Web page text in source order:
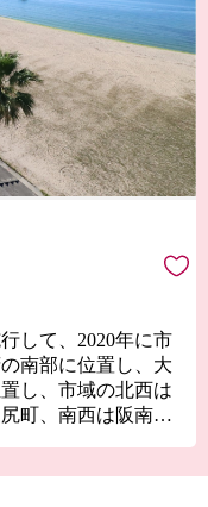
して、2020年に市
南部に位置し、大
し、市域の北西は
町、南西は阪南